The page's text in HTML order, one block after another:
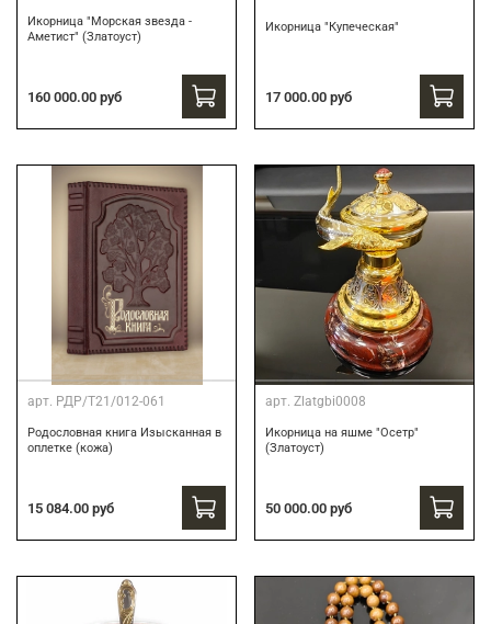
Икорница "Морская звезда -
Аметист" (Златоуст)
160 000.00 руб
Икорница "Купеческая"
17 000.00 руб
арт. РДР/Т21/012-061
Родословная книга Изысканная в
оплетке (кожа)
15 084.00 руб
арт. Zlatgbi0008
Икорница на яшме "Осетр"
(Златоуст)
50 000.00 руб